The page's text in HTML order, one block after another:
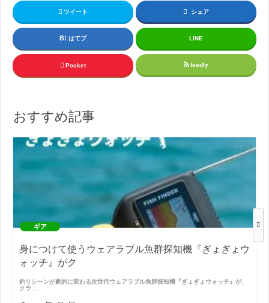
ツイート シェア
はてブ LINE
Pocket feedly
おすすめ記事
ギア
身につけて使うウェアラブル魚群探知機『ぎょぎょウ
ォッチ』がク
釣りシーンが劇的に変わる次世代ウェアラブル魚群探知機『ぎょぎょウォッチ』が、
クラ…